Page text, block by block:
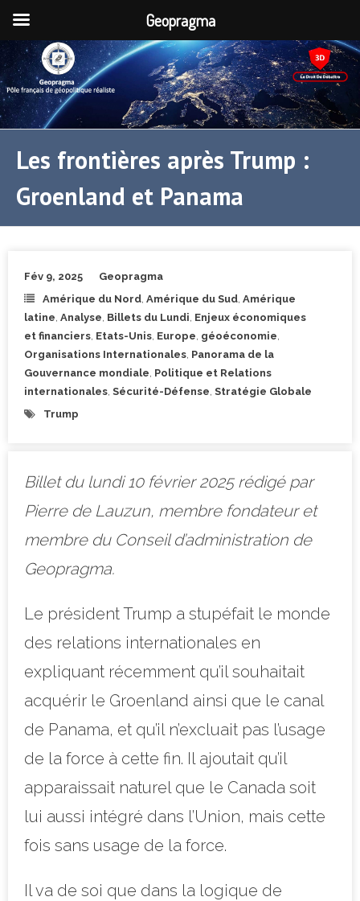
Les frontières après Trump :
Groenland et Panama
Fév 9, 2025
Geopragma
Amérique du Nord Amérique du Sud Amérique
latine Analyse Billets du Lundi Enjeux économiques
et financiers Etats-Unis Europe géoéconomie
Organisations Internationales Panorama de la
Gouvernance mondiale Politique et Relations
internationales Sécurité-Défense Stratégie Globale
Trump
Billet du lundi 10 février 2025 rédigé par
Pierre de Lauzun, membre fondateur et
membre du Conseil d’administration de
Geopragma.
Le président Trump a stupéfait le monde
des relations internationales en
expliquant récemment qu’il souhaitait
acquérir le Groenland ainsi que le canal
de Panama, et qu’il n’excluait pas l’usage
de la force à cette fin. Il ajoutait qu’il
apparaissait naturel que le Canada soit
lui aussi intégré dans l’Union, mais cette
fois sans usage de la force.
Il va de soi que dans la logique de
Geopragma